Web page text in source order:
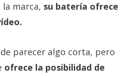
la marca, su batería ofrece
parecer algo corta, pero
ofrece la posibilidad de